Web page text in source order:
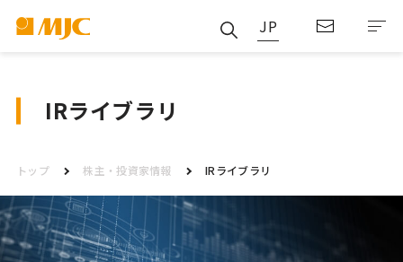
JP
IRライブラリ
トップ 株主・投資家情報 IRライブラリ